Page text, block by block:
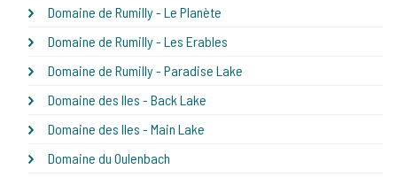
Domaine de Rumilly - Le Planète
Domaine de Rumilly - Les Erables
Domaine de Rumilly - Paradise Lake
Domaine des Iles - Back Lake
Domaine des Iles - Main Lake
Domaine du Oulenbach